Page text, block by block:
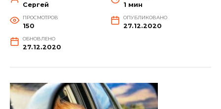
Сергей 1 мин
ПРОСМОТРОВ
150
ОПУБЛИКОВАНО
27.12.2020
ОБНОВЛЕНО
27.12.2020